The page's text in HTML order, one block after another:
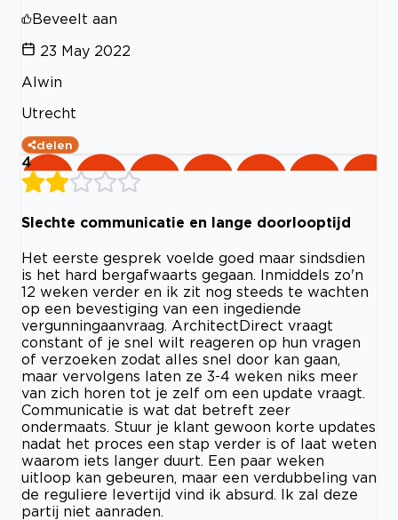
Beveelt aan
23 May 2022
Alwin
Utrecht
delen
4
Slechte communicatie en lange doorlooptijd
Het eerste gesprek voelde goed maar sindsdien
is het hard bergafwaarts gegaan. Inmiddels zo'n
12 weken verder en ik zit nog steeds te wachten
op een bevestiging van een ingediende
vergunningaanvraag. ArchitectDirect vraagt
constant of je snel wilt reageren op hun vragen
of verzoeken zodat alles snel door kan gaan,
maar vervolgens laten ze 3-4 weken niks meer
van zich horen tot je zelf om een update vraagt.
Communicatie is wat dat betreft zeer
ondermaats. Stuur je klant gewoon korte updates
nadat het proces een stap verder is of laat weten
waarom iets langer duurt. Een paar weken
uitloop kan gebeuren, maar een verdubbeling van
de reguliere levertijd vind ik absurd. Ik zal deze
partij niet aanraden.